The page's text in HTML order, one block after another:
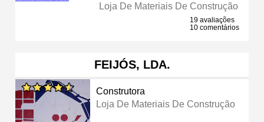
Loja De Materiais De Construção
19 avaliações
10 comentários
FEIJÓS, LDA.
Construtora
Loja De Materiais De Construção